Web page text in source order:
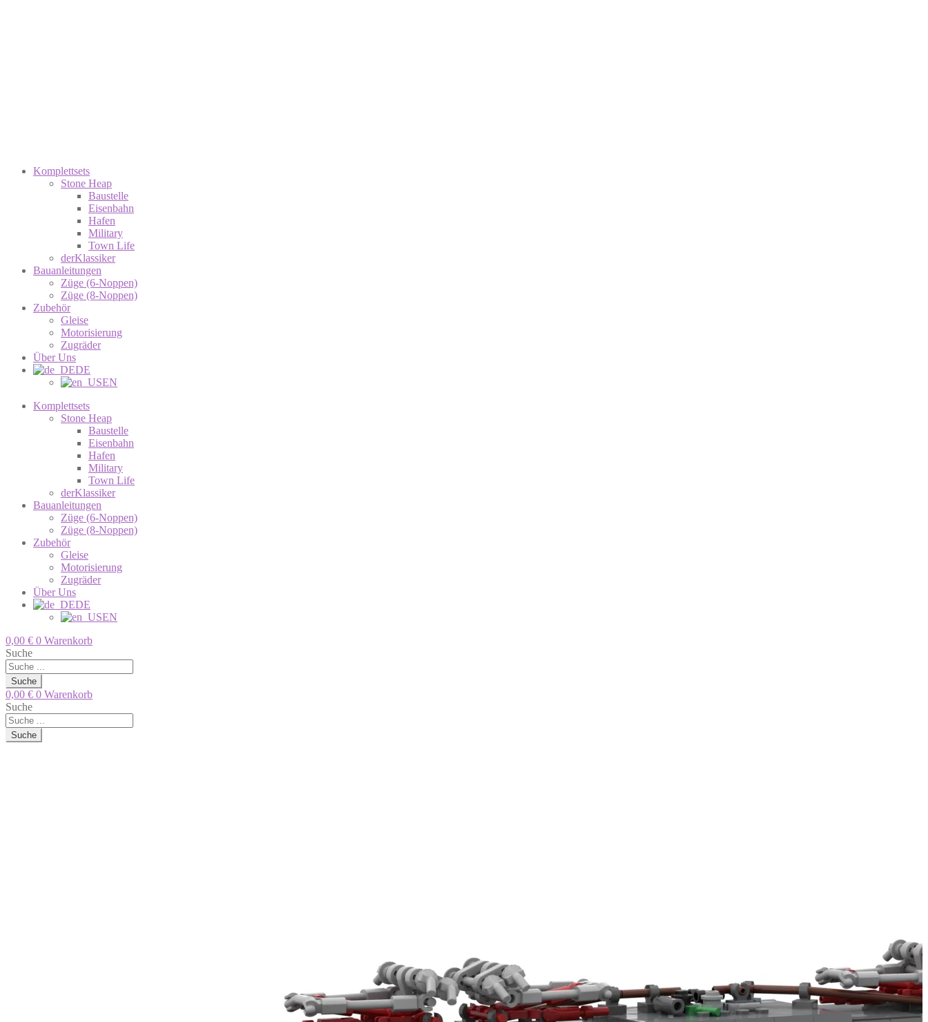
Komplettsets
Stone Heap
Baustelle
Eisenbahn
Hafen
Military
Town Life
derKlassiker
Bauanleitungen
Züge (6-Noppen)
Züge (8-Noppen)
Zubehör
Gleise
Motorisierung
Zugräder
Über Uns
DE
EN
Komplettsets
Stone Heap
Baustelle
Eisenbahn
Hafen
Military
Town Life
derKlassiker
Bauanleitungen
Züge (6-Noppen)
Züge (8-Noppen)
Zubehör
Gleise
Motorisierung
Zugräder
Über Uns
DE
EN
0,00 € 0 Warenkorb
Suche
Suche
0,00 € 0 Warenkorb
Suche
Suche